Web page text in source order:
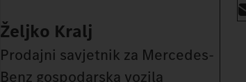
Željko Kralj
Prodajni savjetnik za Mercedes-
Benz gospodarska vozila